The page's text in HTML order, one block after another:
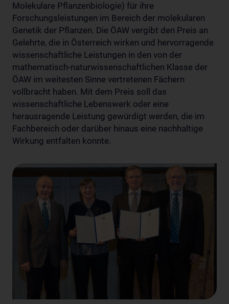
Molekulare Pflanzenbiologie) für ihre
Forschungsleistungen im Bereich der molekularen
Genetik der Pflanzen. Die ÖAW vergibt den Preis an
Gelehrte, die in Österreich wirken und hervorragende
wissenschaftliche Leistungen in den von der
mathematisch-naturwissenschaftlichen Klasse der
ÖAW im weitesten Sinne vertretenen Fächern
vollbracht haben. Mit dem Preis soll das
wissenschaftliche Lebenswerk oder eine
herausragende Leistung gewürdigt werden, die im
Fachbereich oder darüber hinaus eine nachhaltige
Wirkung entfalten konnte.